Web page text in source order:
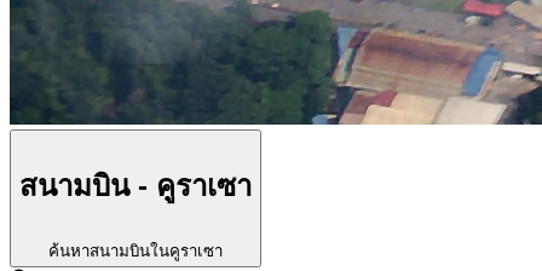
สนามบิน - คูราเซา
ค้นหาสนามบินในคูราเซา